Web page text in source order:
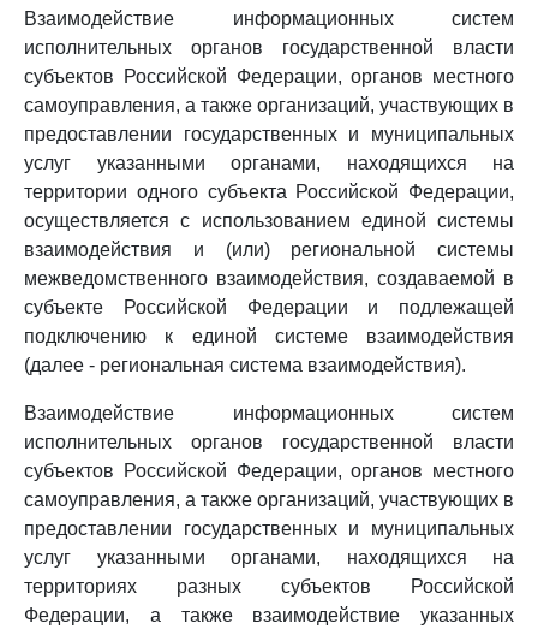
Взаимодействие информационных систем
исполнительных органов государственной власти
субъектов Российской Федерации, органов местного
самоуправления, а также организаций, участвующих в
предоставлении государственных и муниципальных
услуг указанными органами, находящихся на
территории одного субъекта Российской Федерации,
осуществляется с использованием единой системы
взаимодействия и (или) региональной системы
межведомственного взаимодействия, создаваемой в
субъекте Российской Федерации и подлежащей
подключению к единой системе взаимодействия
(далее - региональная система взаимодействия).
Взаимодействие информационных систем
исполнительных органов государственной власти
субъектов Российской Федерации, органов местного
самоуправления, а также организаций, участвующих в
предоставлении государственных и муниципальных
услуг указанными органами, находящихся на
территориях разных субъектов Российской
Федерации, а также взаимодействие указанных